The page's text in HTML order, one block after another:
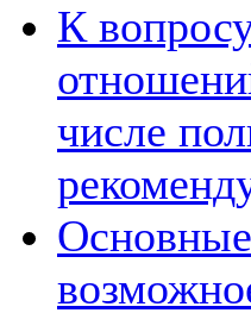
К
числе